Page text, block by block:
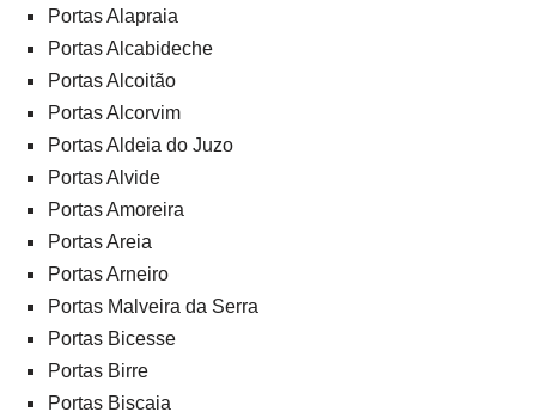
Portas Alapraia
Portas Alcabideche
Portas Alcoitão
Portas Alcorvim
Portas Aldeia do Juzo
Portas Alvide
Portas Amoreira
Portas Areia
Portas Arneiro
Portas Malveira da Serra
Portas Bicesse
Portas Birre
Portas Biscaia